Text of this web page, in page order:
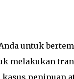
untuk
melakukan